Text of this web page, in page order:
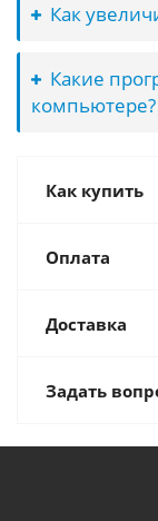
Как
Какие
компьютере?
Как купить
Оплата
Доставка
Задать